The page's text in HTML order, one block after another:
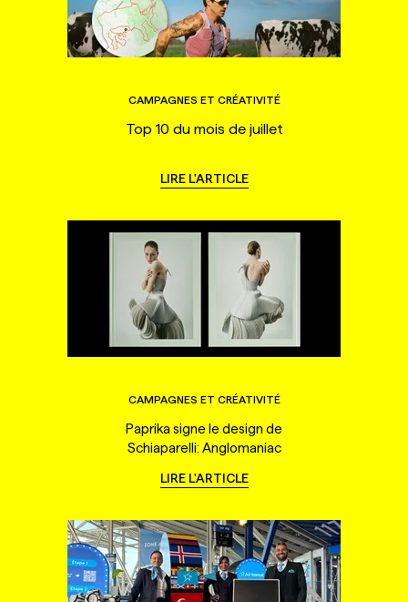
CAMPAGNES ET CRÉATIVITÉ
Top 10 du mois de juillet
LIRE L'ARTICLE
CAMPAGNES ET CRÉATIVITÉ
Paprika signe le design de
Schiaparelli: Anglomaniac
LIRE L'ARTICLE